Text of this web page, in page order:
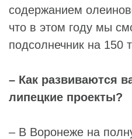
содержанием
что в этом году мы
подсолнечник на 150
– Как развиваются
липецкие проекты?
– В Воронеже на